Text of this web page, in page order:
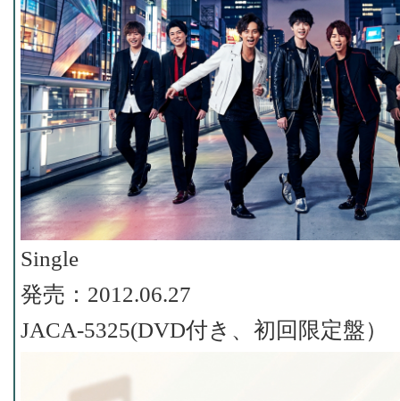
Single
発売：2012.06.27
JACA-5325(DVD付き、初回限定盤）